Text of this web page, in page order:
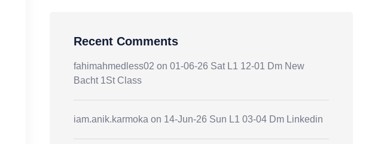
Recent Comments
fahimahmedless02 on01-06-26 Sat L1 12-01 Dm New
Bacht 1St Class
iam.anik.karmoka on 14-Jun-26 Sun L1 03-04 Dm Linkedin